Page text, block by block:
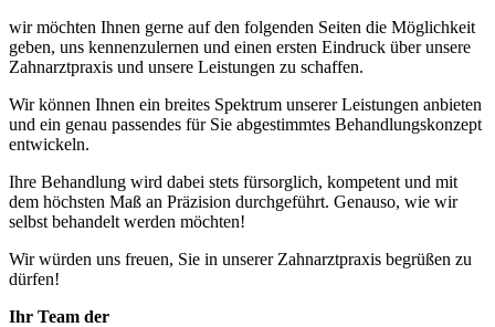
wir möchten Ihnen gerne auf den folgenden Seiten die Möglichkeit
geben, uns kennenzulernen und einen ersten Eindruck über unsere
Zahnarztpraxis und unsere Leistungen zu schaffen.
Wir können Ihnen ein breites Spektrum unserer Leistungen anbieten
und ein genau passendes für Sie abgestimmtes Behandlungskonzept
entwickeln.
Ihre Behandlung wird dabei stets fürsorglich, kompetent und mit
dem höchsten Maß an Präzision durchgeführt. Genauso, wie wir
selbst behandelt werden möchten!
Wir würden uns freuen, Sie in unserer Zahnarztpraxis begrüßen zu
dürfen!
Ihr Team der